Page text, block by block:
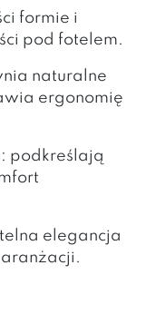
formie i
pod fotelem.
naturalne
ergonomię
: podkreślają
elegancja
aranżacji.